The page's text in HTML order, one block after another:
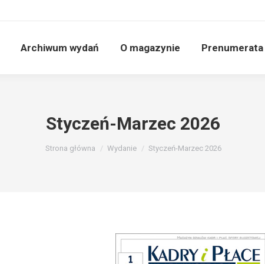
Archiwum wydań O magazynie Prenumerata
Styczeń-Marzec 2026
Jesteś tutaj:
Strona główna Wydanie Styczeń-Marzec 2026